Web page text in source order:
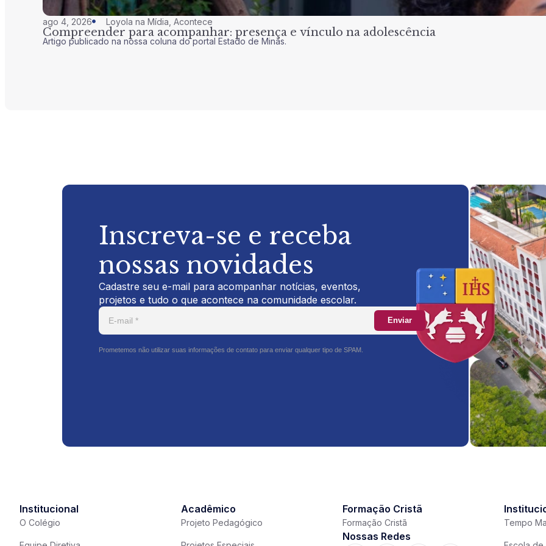
ago 4, 2026 Loyola na Mídia Acontece
Compreender para acompanhar: presença e vínculo na adolescência
Artigo publicado na nossa coluna do portal Estado de Minas.
Inscreva-se e receba
nossas novidades
Cadastre seu e-mail para acompanhar notícias, eventos,
projetos e tudo o que acontece na comunidade escolar.
Enviar
Prometemos não utilizar suas informações de contato para enviar qualquer tipo de SPAM.
Institucional
O Colégio
Acadêmico
Projeto Pedagógico
Formação Cristã
Formação Cristã
Nossas Redes
Tempo